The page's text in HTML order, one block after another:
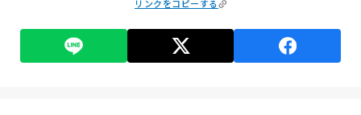
リンクをコピーする